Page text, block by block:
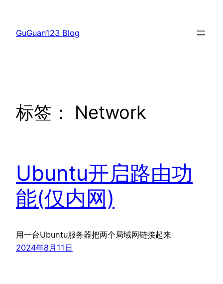
GuGuan123 Blog
标签： Network
Ubuntu开启路由功
能(仅内网)
用一台Ubuntu服务器把两个局域网链接起来
2024年8月11日